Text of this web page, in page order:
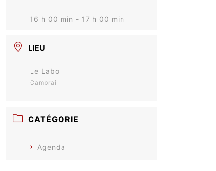
16 h 00 min - 17 h 00 min
LIEU
Le Labo
Cambrai
CATÉGORIE
Agenda